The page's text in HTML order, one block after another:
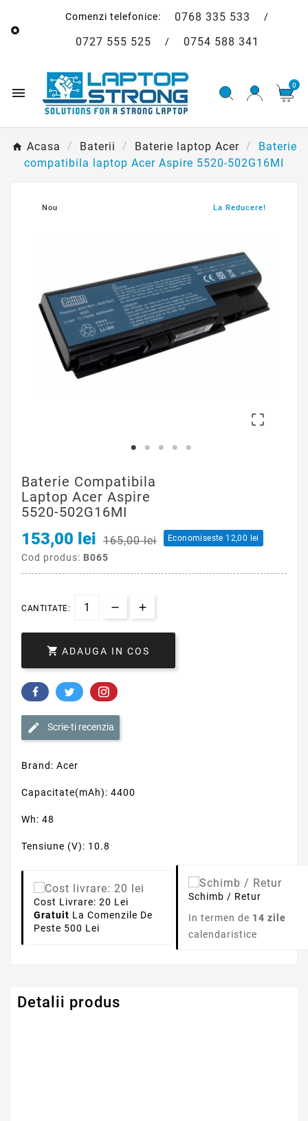

Comenzi telefonice: 0768 335 533
0727 555 525 / 0754 588 341
 0
Acasa Baterii Baterie laptop Acer
Baterie
compatibila laptop Acer Aspire 5520-502G16MI
Nou La Reducere!

Baterie Compatibila
Laptop Acer Aspire
5520-502G16MI
153,00 lei 165,00 lei Economiseste 12,00 lei
Cod produs: B065
CANTITATE:
 ADAUGA IN COS
Scrie-ti recenzia
Brand: Acer
Capacitate(mAh): 4400
Wh: 48
Tensiune (V): 10.8
Cost Livrare: 20 Lei
Gratuit La Comenzile De
Peste 500 Lei
Schimb / Retur
In termen de 14 zile
calendaristice
Detalii produs